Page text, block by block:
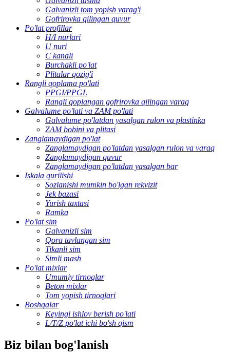
Galvanizli tom yopish varag'i
Gofrirovka qilingan quvur
Po'lat profillar
H/I nurlari
U nuri
C kanali
Burchakli po'lat
Plitalar qozig'i
Rangli qoplama po'lati
PPGI/PPGL
Rangli qoplangan gofrirovka qilingan varaq
Galvalume po'lati va ZAM po'lati
Galvalume po'latdan yasalgan rulon va plastinka
ZAM bobini va plitasi
Zanglamaydigan po'lat
Zanglamaydigan po'latdan yasalgan rulon va varaq
Zanglamaydigan quvur
Zanglamaydigan po'latdan yasalgan bar
Iskala qurilishi
Sozlanishi mumkin bo'lgan rekvizit
Jek bazasi
Yurish taxtasi
Ramka
Po'lat sim
Galvanizli sim
Qora tavlangan sim
Tikanli sim
Simli mash
Po'lat mixlar
Umumiy tirnoqlar
Beton mixlar
Tom yopish tirnoqlari
Boshqalar
Keyingi ishlov berish po'lati
L/T/Z po'lat ichi bo'sh qism
Biz bilan bog'lanish